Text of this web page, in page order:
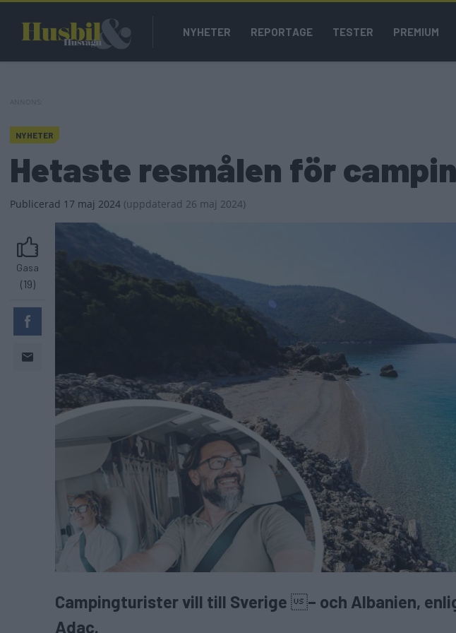
huvudinnehåll
Main
navigation
NYHETER REPORTAGE TESTER PREMIUM
NYHETER
Hetaste resmålen för
Publicerad 17 maj 2024 (uppdaterad 26 maj 2024)
Gasa
(19)
Campingturister vill till Sverige – och Albanien,
Adac.